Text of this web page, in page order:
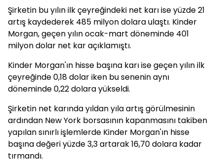
Şirketin bu yılın ilk çeyreğindeki net karı ise yüzde 21
artış kaydederek 485 milyon dolara ulaştı. Kinder
Morgan, geçen yılın ocak-mart döneminde 401
milyon dolar net kar açıklamıştı.
Kinder Morgan'ın hisse başına karı ise geçen yılın ilk
çeyreğinde 0,18 dolar iken bu senenin aynı
döneminde 0,22 dolara yükseldi.
Şirketin net karında yıldan yıla artış görülmesinin
ardından New York borsasının kapanmasını takiben
yapılan sınırlı işlemlerde Kinder Morgan'ın hisse
başına değeri yüzde 3,3 artarak 16,70 dolara kadar
tırmandı.